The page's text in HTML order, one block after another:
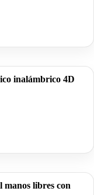
inalámbrico 4D
libres con